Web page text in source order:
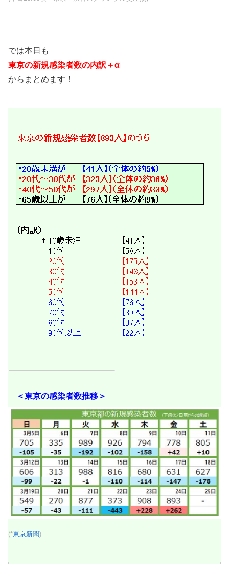
では本日も
東京の新規感染者数の内訳＋α
からまとめます！
＜東京の感染者数推移＞
(*東京新聞)